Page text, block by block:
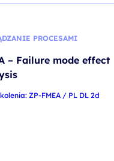
PROCESAMI
– Failure mode effect
ZP-FMEA / PL DL 2d